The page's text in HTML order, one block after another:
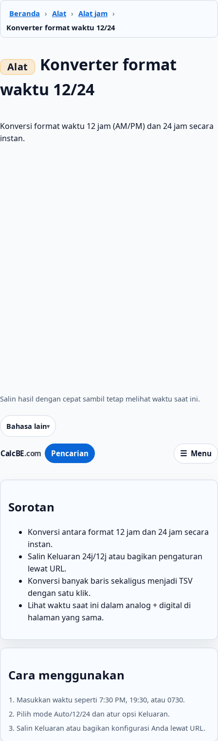
Beranda › Alat › Alat jam ›
Konverter format waktu 12/24
CalcBE.com Pencarian Menu
Konverter format
waktu 12/24
Konversi format waktu 12 jam (AM/PM) dan 24 jam secara
instan.
Salin hasil dengan cepat sambil tetap melihat waktu saat ini.
Bahasa lain
Sorotan
Konversi antara format 12 jam dan 24 jam secara
instan.
Salin Keluaran 24j/12j atau bagikan pengaturan
lewat URL.
Konversi banyak baris sekaligus menjadi TSV
dengan satu klik.
Lihat waktu saat ini dalam analog + digital di
halaman yang sama.
Cara menggunakan
Masukkan waktu seperti 7:30 PM, 19:30, atau 0730.
Pilih mode Auto/12/24 dan atur opsi Keluaran.
Salin Keluaran atau bagikan konfigurasi Anda lewat URL.